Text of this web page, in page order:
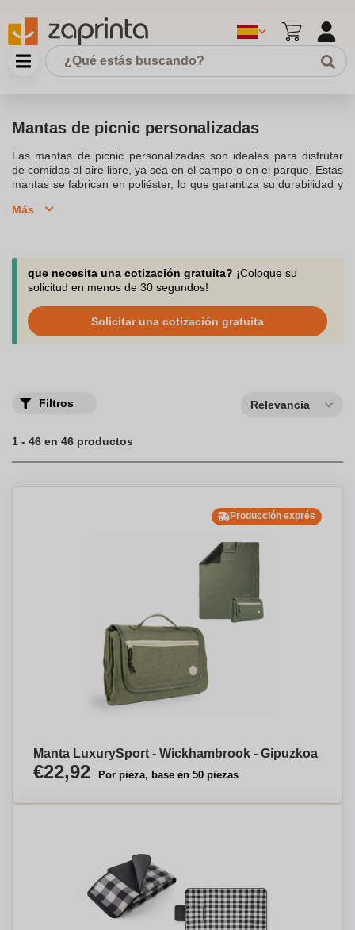
Mantas de picnic personalizadas
Las mantas de picnic personalizadas son ideales para disfrutar
de comidas al aire libre, ya sea en el campo o en el parque. Estas
mantas se fabrican en poliéster, lo que garantiza su durabilidad y
perfectas para terrenos húmedos. Con un diseño plegable y un
adaptan a tus necesidades, todo a un excelente precio.
Personaliza tu manta con el logotipo de tu empresa y crea un
detalle práctico y original.
Más
que necesita una cotización gratuita? ¡Coloque su
solicitud en menos de 30 segundos!
Solicitar una cotización gratuita
Filtros Relevancia
1 - 46 en 46 productos
Producción exprés
Manta LuxurySport - Wickhambrook - Gipuzkoa
€22,92 Por pieza, base en 50 piezas